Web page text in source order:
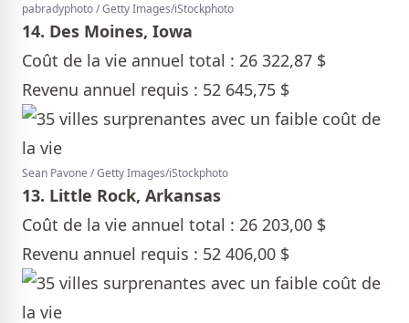
pabradyphoto / Getty Images/iStockphoto
14. Des Moines, Iowa
Coût de la vie annuel total : 26 322,87 $
Revenu annuel requis : 52 645,75 $
Sean Pavone / Getty Images/iStockphoto
13. Little Rock, Arkansas
Coût de la vie annuel total : 26 203,00 $
Revenu annuel requis : 52 406,00 $